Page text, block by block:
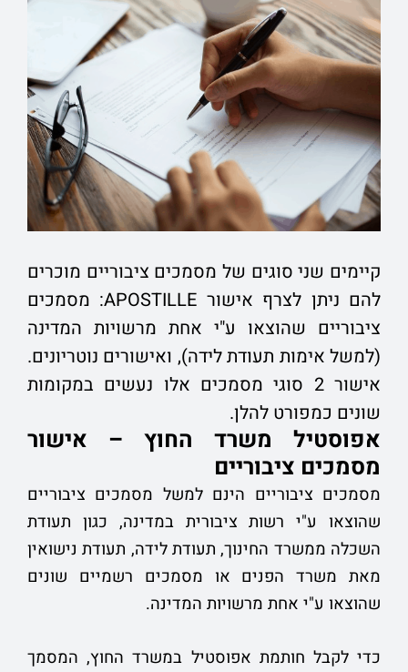
קיימים שני סוגים של מסמכים ציבוריים מוכרים
להם ניתן לצרף אישור APOSTILLE: מסמכים
ציבוריים שהוצאו ע"י אחת מרשויות המדינה
(למשל אימות תעודת לידה), ואישורים נוטריונים.
אישור 2 סוגי מסמכים אלו נעשים במקומות
שונים כמפורט להלן.
אפוסטיל משרד החוץ – אישור
מסמכים ציבוריים
מסמכים ציבוריים הינם למשל מסמכים ציבוריים
שהוצאו ע"י רשות ציבורית במדינה, כגון תעודת
השכלה ממשרד החינוך, תעודת לידה, תעודת נישואין
מאת משרד הפנים או מסמכים רשמיים שונים
שהוצאו ע"י אחת מרשויות המדינה.
כדי לקבל חותמת אפוסטיל במשרד החוץ, המסמך